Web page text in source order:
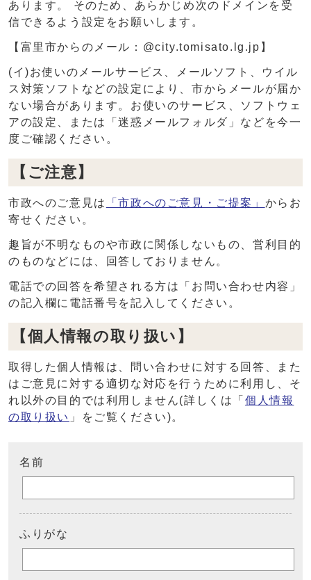
あります。 そのため、あらかじめ次のドメインを受
信できるよう設定をお願いします。
【富里市からのメール：@city.tomisato.lg.jp】
(イ)お使いのメールサービス、メールソフト、ウイル
ス対策ソフトなどの設定により、市からメールが届か
ない場合があります。お使いのサービス、ソフトウェ
アの設定、または「迷惑メールフォルダ」などを今一
度ご確認ください。
【ご注意】
市政へのご意見は 「市政へのご意見・ご提案」 からお
寄せください。
趣旨が不明なものや市政に関係しないもの、営利目的
のものなどには、回答しておりません。
電話での回答を希望される方は「お問い合わせ内容」
の記入欄に電話番号を記入してください。
【個人情報の取り扱い】
取得した個人情報は、問い合わせに対する回答、また
はご意見に対する適切な対応を行うために利用し、そ
れ以外の目的では利用しません(詳しくは「 個人情報
の取り扱い 」をご覧ください)。
名前
ふりがな